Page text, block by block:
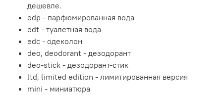
дешевле.
edp - парфюмированная вода
edt - туалетная вода
edc - одеколон
deo, deodorant - дезодорант
deo-stick - дезодорант-стик
ltd, limited edition - лимитированная версия
mini - миниатюра